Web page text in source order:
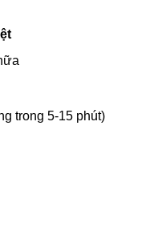
trong 5-15 phút)